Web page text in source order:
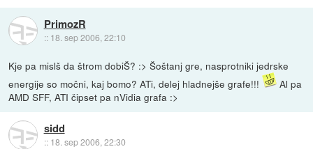
PrimozR
:: 18. sep 2006, 22:10
Kje pa mislš da štrom dobiŠ? :> Šoštanj gre, nasprotniki jedrske
energije so močni, kaj bomo? ATi, delej hladnejše grafe!!!
Al pa
AMD SFF, ATI čipset pa nVidia grafa :>
sidd
:: 18. sep 2006, 22:30